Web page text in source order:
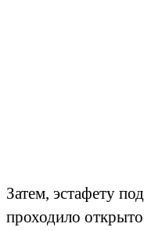
Затем, эстафету
проходило